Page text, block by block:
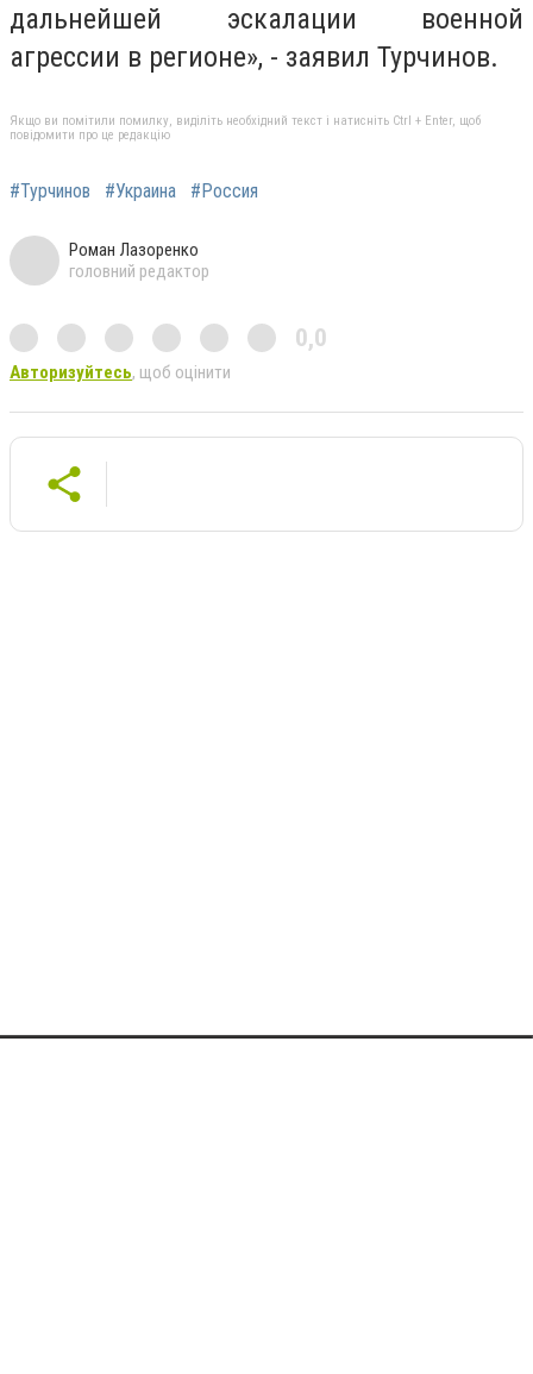
дальнейшей эскалации военной
агрессии в регионе», - заявил Турчинов.
Якщо ви помітили помилку, виділіть необхідний текст і натисніть Ctrl + Enter, щоб
повідомити про це редакцію
#Турчинов #Украина #Россия
Роман Лазоренко
головний редактор
0,0
Авторизуйтесь, щоб оцінити